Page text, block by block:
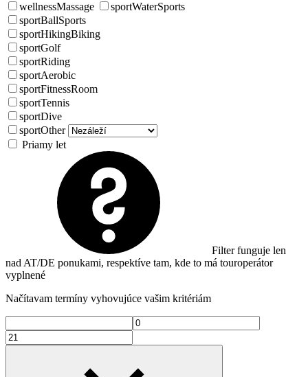
wellnessMassage
sportWaterSports
sportBallSports
sportHikingBiking
sportGolf
sportRiding
sportAerobic
sportFitnessRoom
sportTennis
sportDive
sportOther
Priamy let
Filter funguje len
nad AT/DE ponukami, respektíve tam, kde to má touroperátor
vyplnené
Načítavam termíny vyhovujúce vašim kritériám